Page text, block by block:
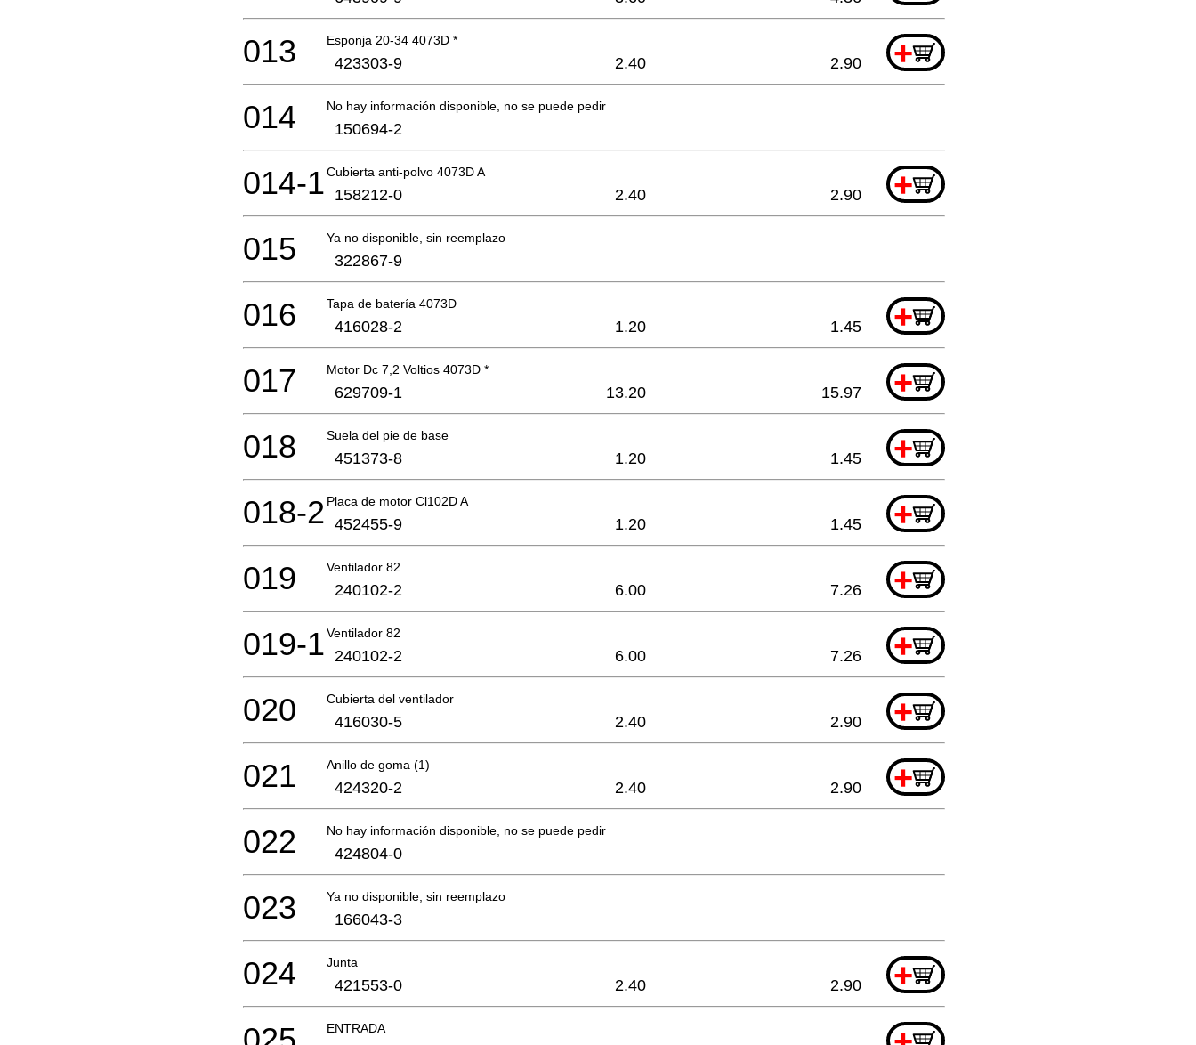
Esponja 20-34 4073D * +
013 423303-9 2.40 2.90
No hay información disponible, no se puede pedir
014 150694-2
Cubierta anti-polvo 4073D A +
014-1 158212-0 2.40 2.90
Ya no disponible, sin reemplazo
015 322867-9
Tapa de batería 4073D +
016 416028-2 1.20 1.45
Motor Dc 7,2 Voltios 4073D * +
017 629709-1 13.20 15.97
Suela del pie de base +
018 451373-8 1.20 1.45
Placa de motor Cl102D A +
018-2 452455-9 1.20 1.45
Ventilador 82 +
019 240102-2 6.00 7.26
Ventilador 82 +
019-1 240102-2 6.00 7.26
Cubierta del ventilador +
020 416030-5 2.40 2.90
Anillo de goma (1) +
021 424320-2 2.40 2.90
No hay información disponible, no se puede pedir
022 424804-0
Ya no disponible, sin reemplazo
023 166043-3
Junta +
024 421553-0 2.40 2.90
ENTRADA